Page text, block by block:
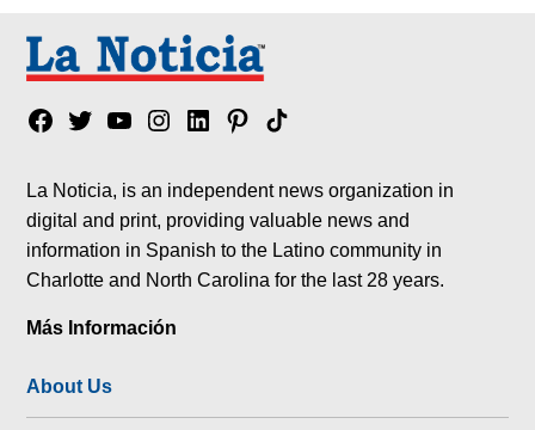
Facebook
TwitterYouTubeInstagram
LinkedinPinterest
Tik
La Noticia, is an independent news organization in
digital and print, providing valuable news and
information in Spanish to the Latino community in
Charlotte and North Carolina for the last 28 years.
Más Información
About Us